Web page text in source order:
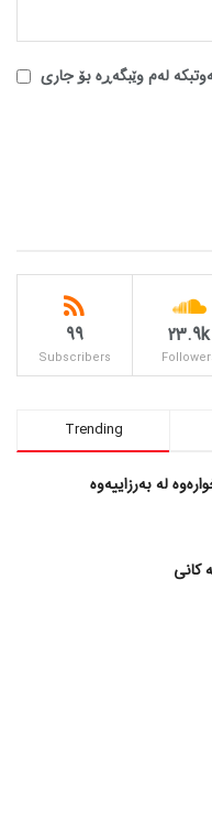
لەم وێبگەڕە بۆ جاری
23.9k
99
Subscribers
Trending
لە بەرزاییەوە
کانی